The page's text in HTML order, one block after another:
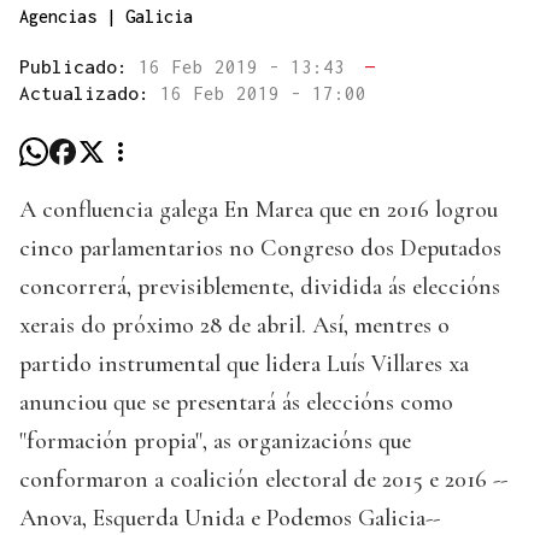
Agencias | Galicia
Publicado: 16 Feb 2019 - 13:43
—
Actualizado: 16 Feb 2019 - 17:00
A confluencia galega En Marea que en 2016 logrou
cinco parlamentarios no Congreso dos Deputados
concorrerá, previsiblemente, dividida ás eleccións
xerais do próximo 28 de abril. Así, mentres o
partido instrumental que lidera Luís Villares xa
anunciou que se presentará ás eleccións como
"formación propia", as organizacións que
conformaron a coalición electoral de 2015 e 2016 --
Anova, Esquerda Unida e Podemos Galicia--